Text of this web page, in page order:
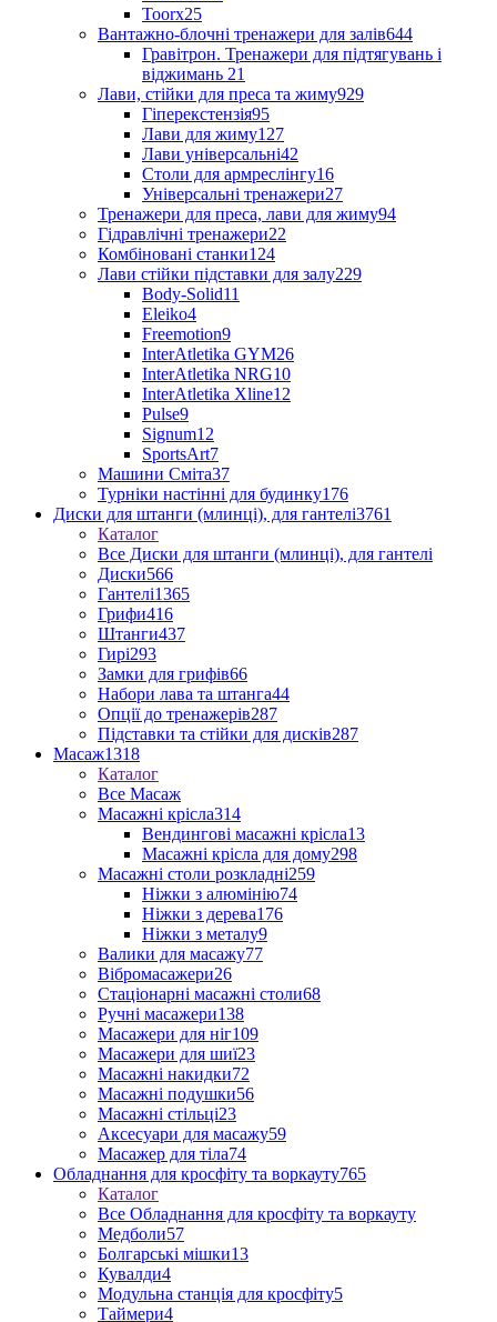
Toorx25
Вантажно-блочні тренажери для залів644
Гравітрон. Тренажери для підтягувань і
віджимань 21
Лави, стійки для преса та жиму929
Гіперекстензія95
Лави для жиму127
Лави універсальні42
Столи для армреслінгу16
Універсальні тренажери27
Тренажери для преса, лави для жиму94
Гідравлічні тренажери22
Комбіновані станки124
Лави стійки підставки для залу229
Body-Solid11
Eleiko4
Freemotion9
InterAtletika GYM26
InterAtletika NRG10
InterAtletika Xline12
Pulse9
Signum12
SportsArt7
Машини Сміта37
Турніки настінні для будинку176
Диски для штанги (млинці), для гантелі3761
Каталог
Все Диски для штанги (млинці), для гантелі
Диски566
Гантелі1365
Грифи416
Штанги437
Гирі293
Замки для грифів66
Набори лава та штанга44
Опції до тренажерів287
Підставки та стійки для дисків287
Масаж1318
Каталог
Все Масаж
Масажні крісла314
Вендингові масажні крісла13
Масажні крісла для дому298
Масажні столи розкладні259
Ніжки з алюмінію74
Ніжки з дерева176
Ніжки з металу9
Валики для масажу77
Вібромасажери26
Стаціонарні масажні столи68
Ручні масажери138
Масажери для ніг109
Масажери для шиї23
Масажні накидки72
Масажні подушки56
Масажні стільці23
Аксесуари для масажу59
Масажер для тіла74
Обладнання для кросфіту та воркауту765
Каталог
Все Обладнання для кросфіту та воркауту
Медболи57
Болгарські мішки13
Кувалди4
Модульна станція для кросфіту5
Таймери4